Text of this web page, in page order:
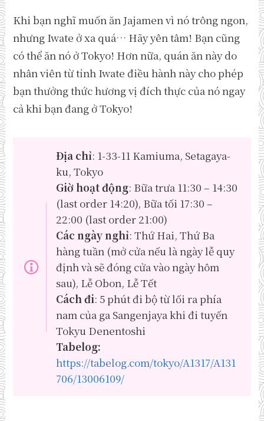
Khi bạn nghĩ muốn ăn Jajamen vì nó trông ngon,
nhưng Iwate ở xa quá… Hãy yên tâm! Bạn cũng
có thể ăn nó ở Tokyo! Hơn nữa, quán ăn này do
nhân viên từ tỉnh Iwate điều hành này cho phép
bạn thưởng thức hương vị đích thực của nó ngay
cả khi bạn đang ở Tokyo!
Địa chỉ: 1-33-11 Kamiuma, Setagaya-
ku, Tokyo
Giờ hoạt động: Bữa trưa 11:30 – 14:30
(last order 14:20), Bữa tối 17:30 –
22:00 (last order 21:00)
Các ngày nghỉ: Thứ Hai, Thứ Ba
hàng tuần (mở cửa nếu là ngày lễ quy
định và sẽ đóng cửa vào ngày hôm
sau), Lễ Obon, Lễ Tết
Cách đi: 5 phút đi bộ từ lối ra phía
nam của ga Sangenjaya khi đi tuyến
Tokyu Denentoshi
Tabelog:
https://tabelog.com/tokyo/A1317/A131
706/13006109/